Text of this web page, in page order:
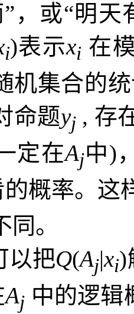
，或“明
i)表示xi 在
机集合的
命题yj, 存
定在Aj中)
概率。这
。
以把Q(Aj|xi)
Aj 中的逻辑